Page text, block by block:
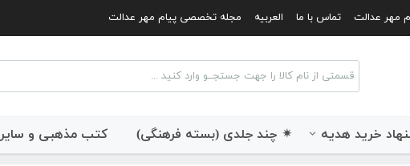
مهر عدالت تماس با ما العربیه مجله تخصصی پیام مهر عدالت
خرید هدیه ✴ چند جلدی (بسته فرهنگی) کتب مذهبی و سایر